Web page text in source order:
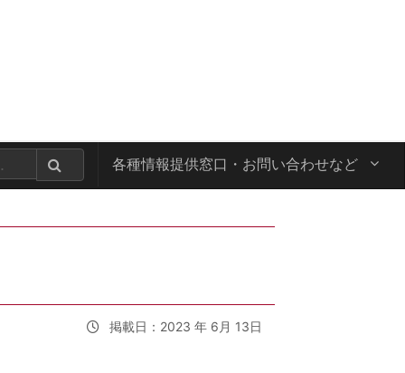
各種情報提供窓口・ お問い合わせなど
掲載日：2023 年 6月 13日